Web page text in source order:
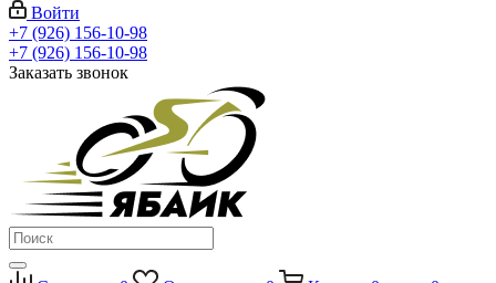
Войти
+7 (926) 156-10-98
+7 (926) 156-10-98
Заказать звонок